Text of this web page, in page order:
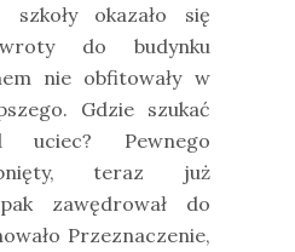
szkoły okazało się
do budynku
nie obfitowały w
Gdzie szukać
uciec? Pewnego
teraz już
zawędrował do
Przeznaczenie,